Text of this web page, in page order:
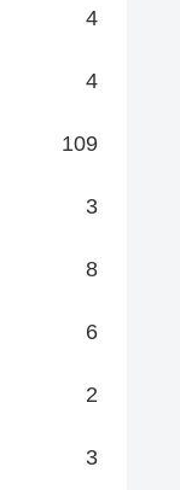
4
4
109
3
8
6
2
3